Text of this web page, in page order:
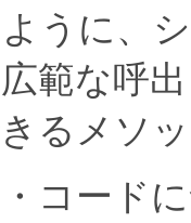
うに、
範な呼
るメソ
コード